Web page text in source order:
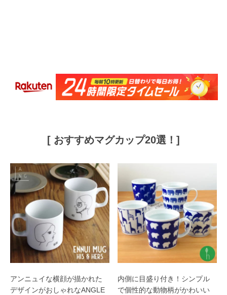
[ おすすめマグカップ20選！]
アンニュイな横顔が描かれた
デザインがおしゃれなANGLE
内側に目盛り付き！シンプル
で個性的な動物柄がかわいい